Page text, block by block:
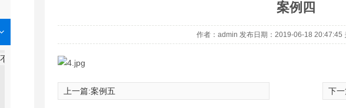
案例四
作者：admin 发布日期：2019-06-18 20:47:45
上一篇:案例五 下